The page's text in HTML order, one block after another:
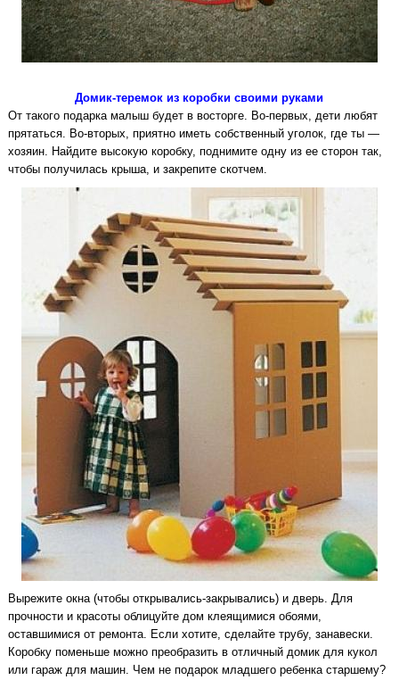
Домик-теремок из коробки своими руками
От такого подарка малыш будет в восторге. Во-первых, дети любят
прятаться. Во-вторых, приятно иметь собственный уголок, где ты —
хозяин. Найдите высокую коробку, поднимите одну из ее сторон так,
чтобы получилась крыша, и закрепите скотчем.
Вырежите окна (чтобы открывались-закрывались) и дверь. Для
прочности и красоты облицуйте дом клеящимися обоями,
оставшимися от ремонта. Если хотите, сделайте трубу, занавески.
Коробку поменьше можно преобразить в отличный домик для кукол
или гараж для машин. Чем не подарок младшего ребенка старшему?